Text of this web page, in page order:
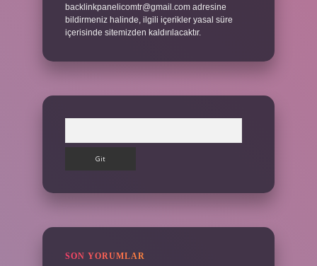
backlinkpanelicomtr@gmail.com adresine
bildirmeniz halinde, ilgili içerikler yasal süre
içerisinde sitemizden kaldırılacaktır.
SON YORUMLAR